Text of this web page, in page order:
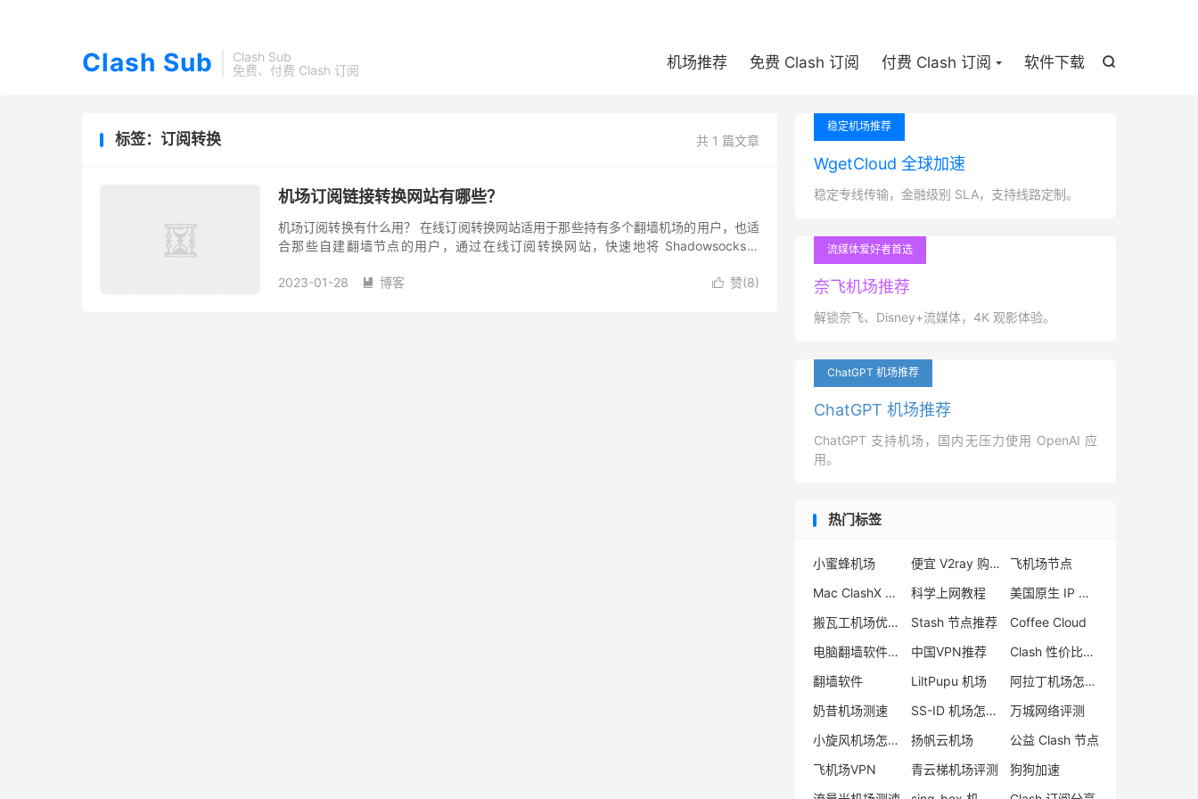
Clash Sub
Clash Sub
免费、付费 Clash 订阅

机场推荐 免费 Clash 订阅 付费 Clash 订阅 软件下载
共 1 篇文章
标签：订阅转换
机场订阅链接转换网站有哪些？
机场订阅转换有什么用？ 在线订阅转换网站适用于那些持有多个翻墙机场的用户，也适
合那些自建翻墙节点的用户，通过在线订阅转换网站，快速地将 Shadowsocks、
 赞(8)
2023-01-28  博客
稳定机场推荐
WgetCloud 全球加速
稳定专线传输，金融级别 SLA，支持线路定制。
流媒体爱好者首选
奈飞机场推荐
解锁奈飞、Disney+流媒体，4K 观影体验。
ChatGPT 机场推荐
ChatGPT 机场推荐
ChatGPT 支持机场，国内无压力使用 OpenAI 应
用。
热门标签
小蜜蜂机场 便宜 V2ray 购买
飞机场节点
Mac ClashX 怎么用
科学上网教程
美国原生 IP 机场
搬瓦工机场优惠码
Stash 节点推荐
Coffee Cloud
电脑翻墙软件下载
中国VPN推荐
Clash 性价比节点
翻墙软件
LiltPupu 机场
阿拉丁机场怎么样
奶昔机场测速
SS-ID 机场怎么样
万城网络评测
小旋风机场怎么样
扬帆云机场
公益 Clash 节点
飞机场VPN
青云梯机场评测
狗狗加速